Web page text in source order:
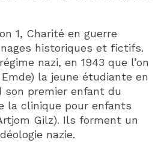
1, Charité en guerre
historiques et fictifs.
nazi, en 1943 que l’on
la jeune étudiante en
son premier enfant du
la clinique pour enfants
Gilz). Ils forment un
nazie.